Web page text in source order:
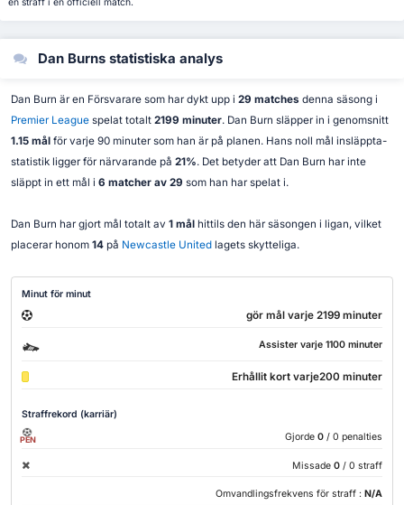
en straff i en officiell match.
Dan Burns statistiska analys
Dan Burn är en Försvarare som har dykt upp i 29 matches denna säsong i
Premier Leaguespelat totalt 2199 minuter. Dan Burn släpper in i genomsnitt
1.15 mål för varje 90 minuter som han är på planen. Hans noll mål insläppta-
statistik ligger för närvarande på 21%. Det betyder att Dan Burn har inte
släppt in ett mål i 6 matcher av 29 som han har spelat i.
Dan Burn har gjort mål totalt av 1 mål hittils den här säsongen i ligan, vilket
placerar honom 14på Newcastle Unitedlagets skytteliga.
Minut för minut
gör mål varje 2199 minuter
Assister varje 1100 minuter
Erhållit kort varje200 minuter
Straffrekord (karriär)
PEN Gjorde 0 / 0 penalties
Missade 0 / 0 straff
Omvandlingsfrekvens för straff : N/A